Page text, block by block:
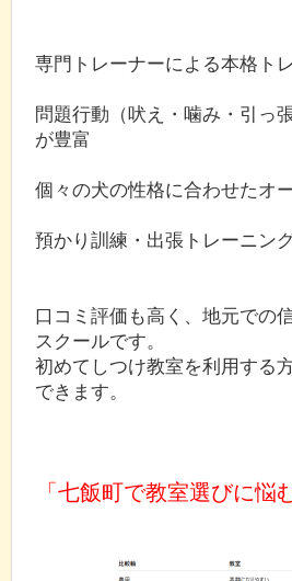
専門トレーナーによる本格ト
問題行動（吠え・噛み・引っ
が豊富
個々の犬の性格に合わせたオ
預かり訓練・出張トレーニン
口コミ評価も高く、地元での
スクールです。
初めてしつけ教室を利用する
できます。
「七飯町で教室選びに悩